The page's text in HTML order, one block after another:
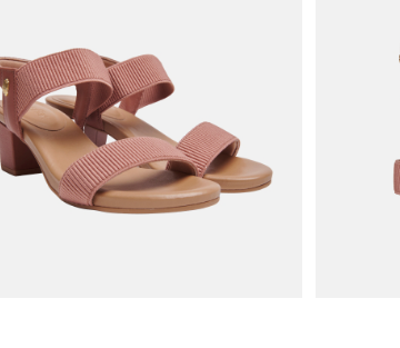
宅
免
品
款
場